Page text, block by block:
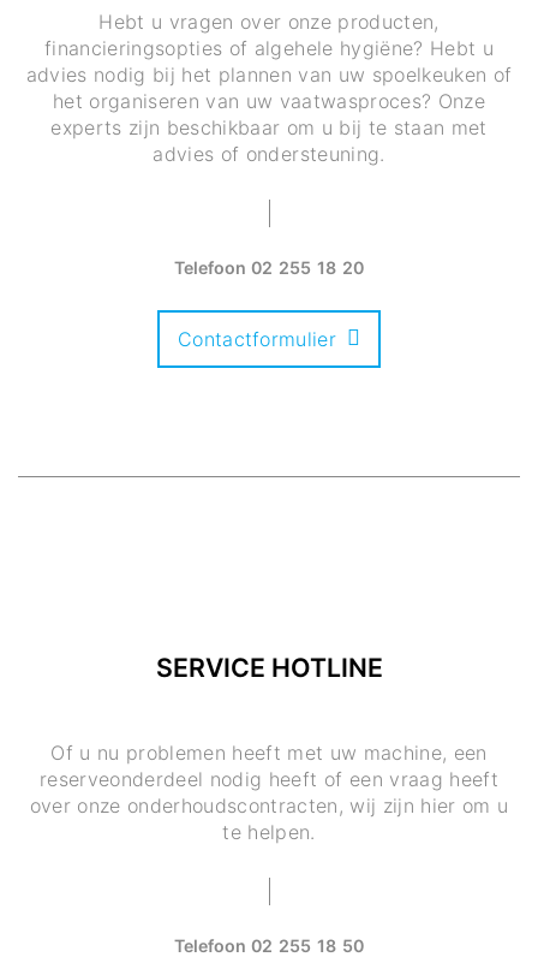
Hebt u vragen over onze producten,
financieringsopties of algehele hygiëne? Hebt u
advies nodig bij het plannen van uw spoelkeuken of
het organiseren van uw vaatwasproces? Onze
experts zijn beschikbaar om u bij te staan met
advies of ondersteuning.
Telefoon 02 255 18 20
Contactformulier
SERVICE HOTLINE
Of u nu problemen heeft met uw machine, een
reserveonderdeel nodig heeft of een vraag heeft
over onze onderhoudscontracten, wij zijn hier om u
te helpen.
Telefoon 02 255 18 50